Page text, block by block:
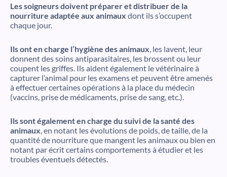
Les soigneurs doivent préparer et distribuer de la
nourriture adaptée aux animaux dont ils s’occupent
chaque jour.
Ils ont en charge l’hygiène des animaux , les lavent, leur
donnent des soins antiparasitaires, les brossent ou leur
coupent les griffes. Ils aident également le vétérinaire à
capturer l’animal pour les examens et peuvent être amenés
à effectuer certaines opérations à la place du médecin
(vaccins, prise de médicaments, prise de sang, etc.).
Ils sont également en charge du suivi de la santé des
animaux , en notant les évolutions de poids, de taille, de la
quantité de nourriture que mangent les animaux ou bien en
notant par écrit certains comportements à étudier et les
troubles éventuels détectés.